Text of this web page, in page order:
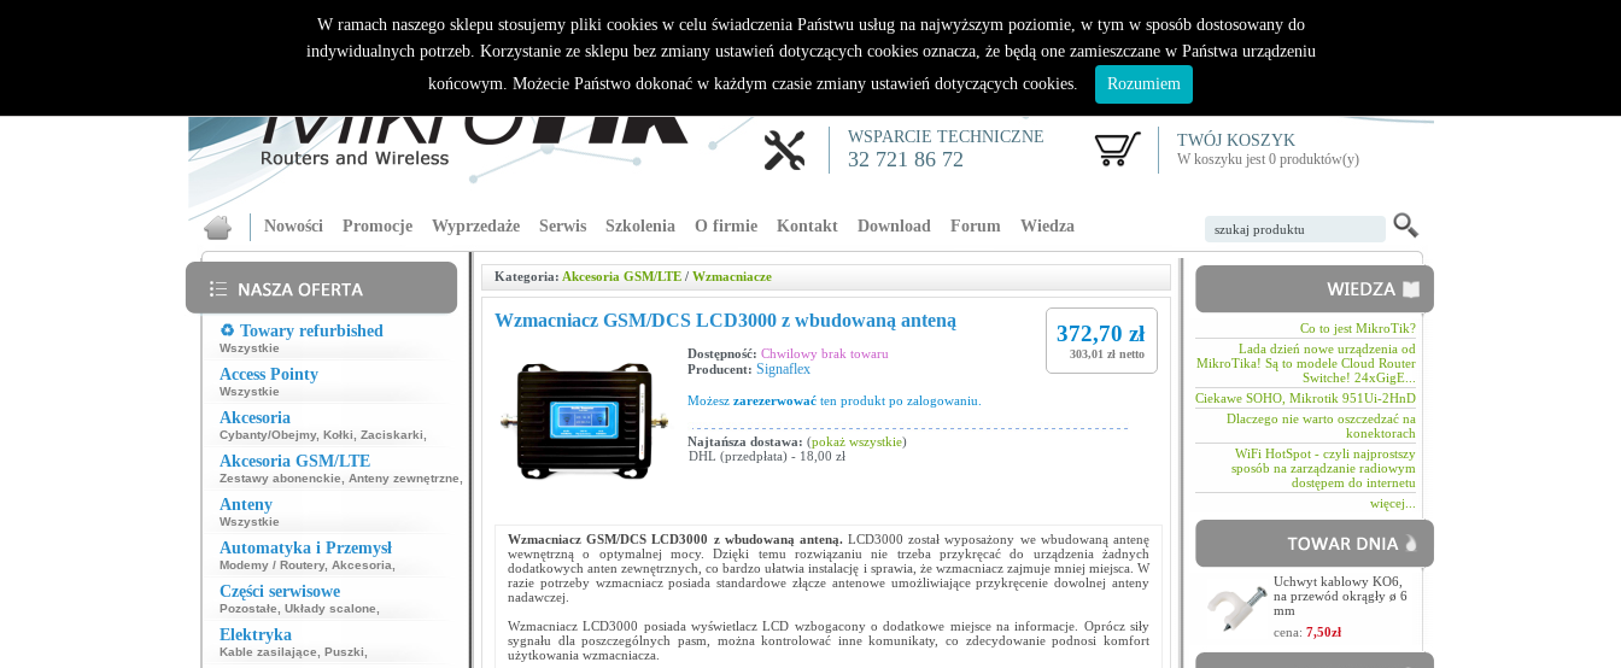
WSPARCIE TECHNICZNE
32 721 86 72
TWÓJ KOSZYK
W koszyku jest 0 produktów(y)
Nowości Promocje Wyprzedaże Serwis Szkolenia O firmie Kontakt Download Forum Wiedza
♻️ Towary refurbished
Wszystkie
Access Pointy
Wszystkie
Akcesoria
Cybanty/Obejmy, Kołki Zaciskarki
Akcesoria GSM/LTE
Zestawy abonenckie Anteny zewnętrzne
Anteny
Wszystkie
Automatyka i Przemysł
Modemy / Routery, Akcesoria
Części serwisowe
Pozostałe Układy scalone
Elektryka
Kable zasilające Puszki
Kategoria: Akcesoria GSM/LTE / Wzmacniacze
Wzmacniacz GSM/DCS LCD3000 z wbudowaną anteną
372,70 zł
303,01 zł netto
Dostępność: Chwilowy brak towaru
Producent: Signaflex
Możesz zarezerwować ten produkt po zalogowaniu.
Najtańsza dostawa: (pokaż wszystkie)
DHL (przedpłata) - 18,00 zł
Wzmacniacz GSM/DCS LCD3000 z wbudowaną anteną.LCD3000 został wyposażony we wbudowaną antenę
wewnętrzną o optymalnej mocy. Dzięki temu rozwiązaniu nie trzeba przykręcać do urządzenia żadnych
dodatkowych anten zewnętrznych, co bardzo ułatwia instalację i sprawia, że wzmacniacz zajmuje mniej miejsca. W
razie potrzeby wzmacniacz posiada standardowe złącze antenowe umożliwiające przykręcenie dowolnej anteny
nadawczej.
Wzmacniacz LCD3000 posiada wyświetlacz LCD wzbogacony o dodatkowe miejsce na informacje. Oprócz siły
sygnału dla poszczególnych pasm, można kontrolować inne komunikaty, co zdecydowanie podnosi komfort
użytkowania wzmacniacza.
Co to jest MikroTik?
Lada dzień nowe urządzenia od
MikroTika! Są to modele Cloud Router
Switche! 24xGigE...
Ciekawe SOHO, Mikrotik 951Ui-2HnD
Dlaczego nie warto oszczedzać na
konektorach
WiFi HotSpot - czyli najprostszy
sposób na zarządzanie radiowym
dostępem do internetu
więcej...
Uchwyt kablowy KO6,
na przewód okrągły ø 6
mm
cena: 7,50zł
W ramach naszego sklepu stosujemy pliki cookies w celu świadczenia Państwu usług na najwyższym poziomie, w tym w sposób dostosowany do
indywidualnych potrzeb. Korzystanie ze sklepu bez zmiany ustawień dotyczących cookies oznacza, że będą one zamieszczane w Państwa urządzeniu
końcowym. Możecie Państwo dokonać w każdym czasie zmiany ustawień dotyczących cookies.
Rozumiem